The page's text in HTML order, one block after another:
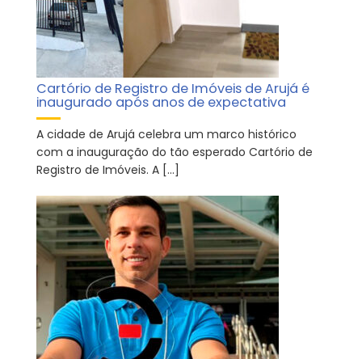
Cartório de Registro de Imóveis de Arujá é
inaugurado após anos de expectativa
A cidade de Arujá celebra um marco histórico
com a inauguração do tão esperado Cartório de
Registro de Imóveis. A […]